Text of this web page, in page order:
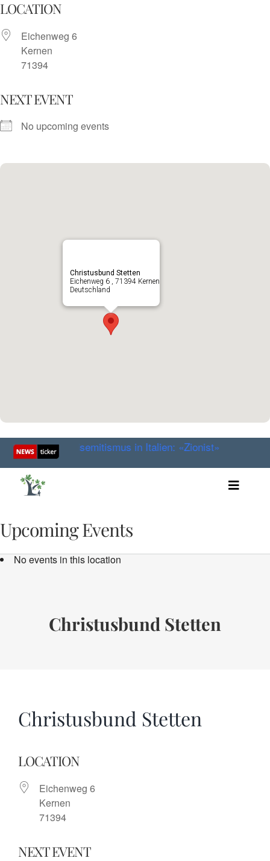
Skip
content
LOCATION
Eichenweg 6
Kernen
71394
NEXT EVENT
No upcoming events
Christusbund Stetten
Eichenweg 6 , 71394 Kernen
Deutschland
Antisemitismus in Italien: «Zionist» – Das neue
Audio
Bücher
Upcoming Events
No events in this location
Christusbund Stetten
Christusbund Stetten
LOCATION
Eichenweg 6
Kernen
71394
NEXT EVENT